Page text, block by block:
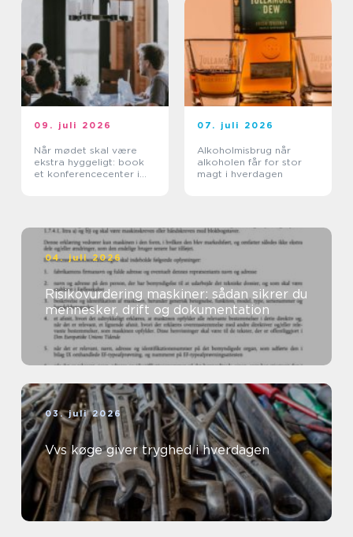
09. juli 2026
Når mødet skal være
ekstra hyggeligt: book
et konferencecenter i
07. juli 2026
Alkoholmisbrug når
alkoholen får for stor
magt i hverdagen
04. juli 2026
Risikovurdering maskiner: sådan sikrer du
mennesker, drift og dokumentation
03. juli 2026
Vvs køge giver tryghed i hverdagen